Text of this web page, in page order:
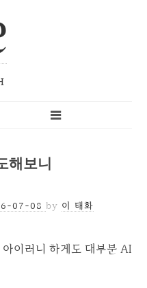
해보니
07-08 by 이 태화
이러니 하게도 대부분 AI